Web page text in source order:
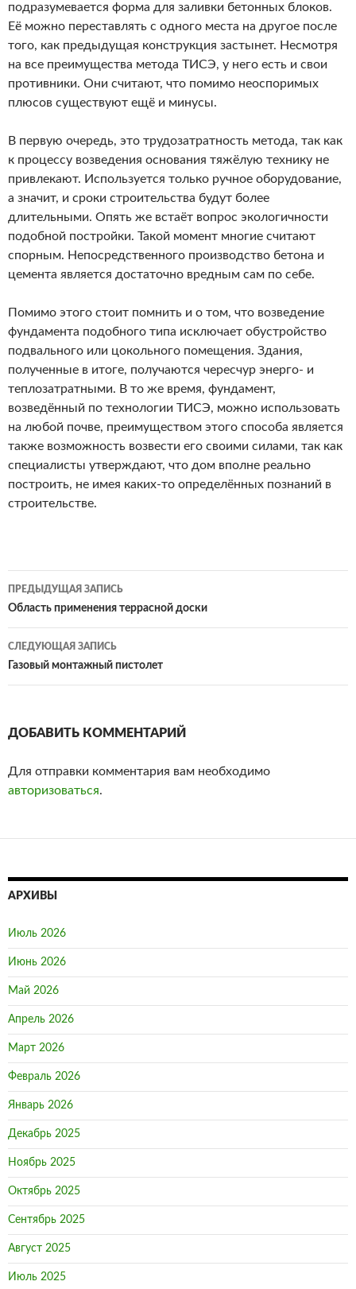
подразумевается форма для заливки бетонных блоков.
Её можно переставлять с одного места на другое после
того, как предыдущая конструкция застынет. Несмотря
на все преимущества метода ТИСЭ, у него есть и свои
противники. Они считают, что помимо неоспоримых
плюсов существуют ещё и минусы.
В первую очередь, это трудозатратность метода, так как
к процессу возведения основания тяжёлую технику не
привлекают. Используется только ручное оборудование,
а значит, и сроки строительства будут более
длительными. Опять же встаёт вопрос экологичности
подобной постройки. Такой момент многие считают
спорным. Непосредственного производство бетона и
цемента является достаточно вредным сам по себе.
Помимо этого стоит помнить и о том, что возведение
фундамента подобного типа исключает обустройство
подвального или цокольного помещения. Здания,
полученные в итоге, получаются чересчур энерго- и
теплозатратными. В то же время, фундамент,
возведённый по технологии ТИСЭ, можно использовать
на любой почве, преимуществом этого способа является
также возможность возвести его своими силами, так как
специалисты утверждают, что дом вполне реально
построить, не имея каких-то определённых познаний в
строительстве.
Навигация
по
записям
ПРЕДЫДУЩАЯ ЗАПИСЬ
Область применения террасной доски
СЛЕДУЮЩАЯ ЗАПИСЬ
Газовый монтажный пистолет
ДОБАВИТЬ КОММЕНТАРИЙ
Для отправки комментария вам необходимо
авторизоваться.
АРХИВЫ
Июль 2026
Июнь 2026
Май 2026
Апрель 2026
Март 2026
Февраль 2026
Январь 2026
Декабрь 2025
Ноябрь 2025
Октябрь 2025
Сентябрь 2025
Август 2025
Июль 2025